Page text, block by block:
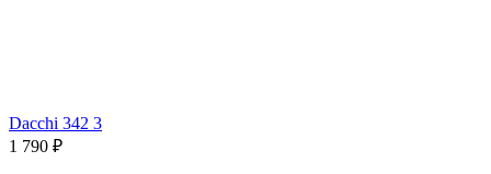
Dacchi 342 3
1 790 ₽